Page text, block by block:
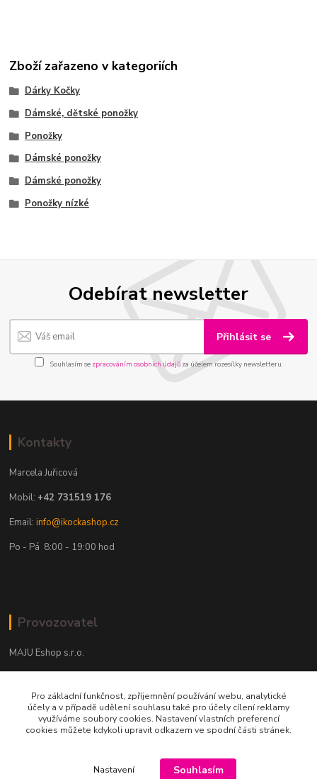
Zboží zařazeno v kategoriích
Dárky Kočky
Dámské, dětské ponožky
Ponožky
Dámské ponožky
Dámské ponožky
Ponožky nízké
Odebírat newsletter
Přihlásit se
Souhlasím se zpracováním osobních údajůza účelem rozesílky newsletteru.
Kontakty
Marcela Juřicová
Mobil: +42 731519 176
Email:info@ikockashop.cz
Po - Pá 8:00 - 19:00 hod
Provozovatel
MAJU Eshop s.r.o.
702 00 Ostrava
IČ: 09674799
Pro základní funkčnost, zpříjemnění používání webu, analytické
účely a v případě udělení souhlasu také pro účely cílení reklamy
využíváme soubory cookies. Nastavení vlastních preferencí
cookies můžete kdykoli upravit odkazem ve spodní části stránek.
Nastavení Souhlasím